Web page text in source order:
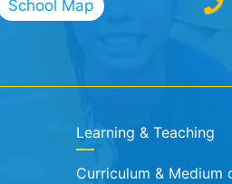
School Map
Learning & Teaching
Curriculum & Medium